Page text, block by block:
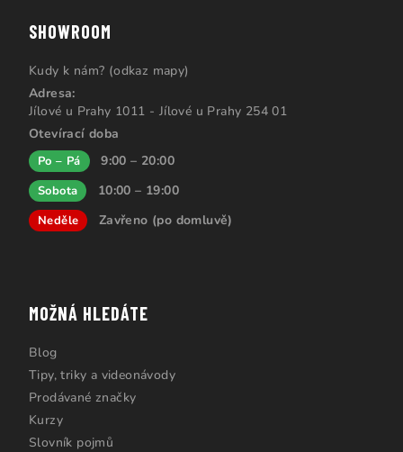
SHOWROOM
Kudy k nám? (odkaz mapy)
Adresa:
Jílové u Prahy 1011 - Jílové u Prahy 254 01
Otevírací doba
Po – Pá 9:00 – 20:00
Sobota 10:00 – 19:00
Neděle Zavřeno (po domluvě)
MOŽNÁ HLEDÁTE
Blog
Tipy, triky a videonávody
Prodávané značky
Kurzy
Slovník pojmů